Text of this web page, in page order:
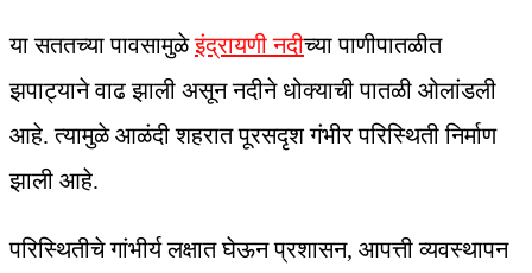
या सततच्या पावसामुळेइंद्रायणी नदीच्या पाणीपातळीत
झपाट्याने वाढ झाली असून नदीने धोक्याची पातळी ओलांडली
आहे. त्यामुळे आळंदी शहरात पूरसदृश गंभीर परिस्थिती निर्माण
झाली आहे.
परिस्थितीचे गांभीर्य लक्षात घेऊन प्रशासन, आपत्ती व्यवस्थापन